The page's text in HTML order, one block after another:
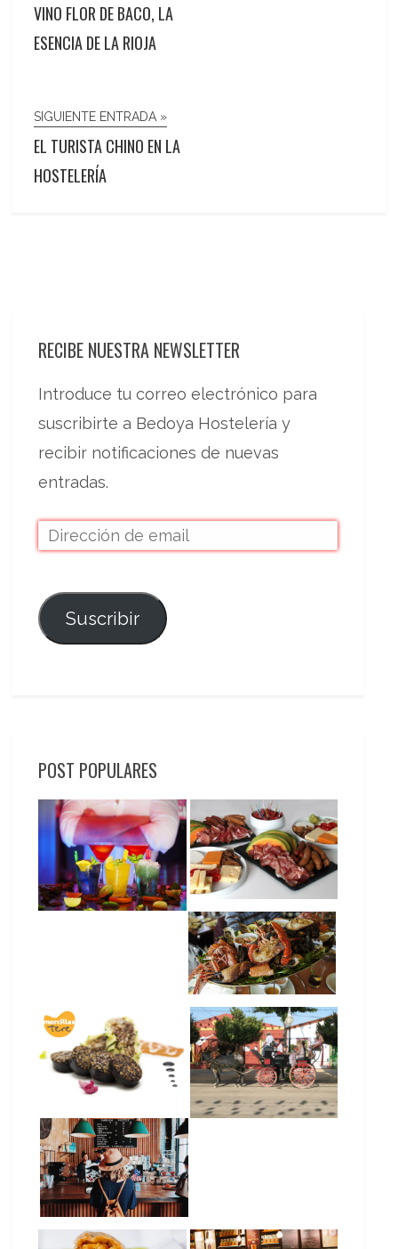
VINO FLOR DE BACO, LA
ESENCIA DE LA RIOJA
SIGUIENTE ENTRADA »
EL TURISTA CHINO EN LA
HOSTELERÍA
RECIBE NUESTRA NEWSLETTER
Introduce tu correo electrónico para
suscribirte a Bedoya Hostelería y
recibir notificaciones de nuevas
entradas.
Suscribir
POST POPULARES